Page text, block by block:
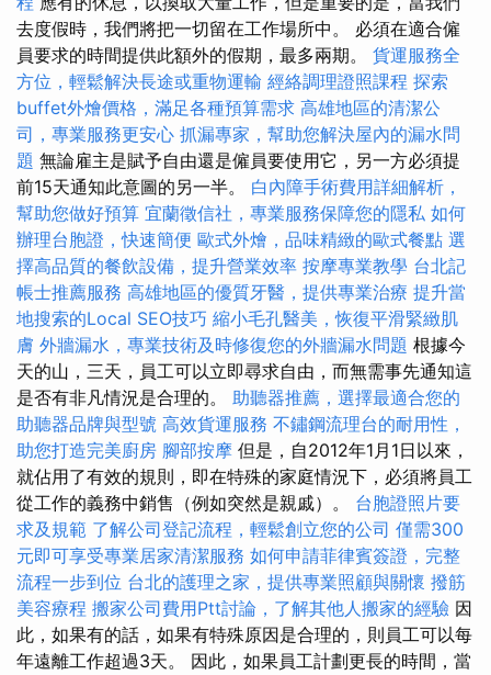
去度假時，我們將把一切留在工作場所中。 必須在適合僱
員要求的時間提供此額外的假期，最多兩期。 貨運服務全
方位，輕鬆解決長途或重物運輸 經絡調理證照課程 探索
buffet外燴價格，滿足各種預算需求 高雄地區的清潔公
司，專業服務更安心 抓漏專家，幫助您解決屋內的漏水問
題 無論雇主是賦予自由還是僱員要使用它，另一方必須提
前15天通知此意圖的另一半。 白內障手術費用詳細解析，
幫助您做好預算 宜蘭徵信社，專業服務保障您的隱私 如何
辦理台胞證，快速簡便 歐式外燴，品味精緻的歐式餐點 選
擇高品質的餐飲設備，提升營業效率 按摩專業教學 台北記
帳士推薦服務 高雄地區的優質牙醫，提供專業治療 提升當
地搜索的Local SEO技巧 縮小毛孔醫美，恢復平滑緊緻肌
膚 外牆漏水，專業技術及時修復您的外牆漏水問題 根據今
天的山，三天，員工可以立即尋求自由，而無需事先通知這
是否有非凡情況是合理的。 助聽器推薦，選擇最適合您的
助聽器品牌與型號 高效貨運服務 不鏽鋼流理台的耐用性，
助您打造完美廚房 腳部按摩 但是，自2012年1月1日以來，
就佔用了有效的規則，即在特殊的家庭情況下，必須將員工
從工作的義務中銷售（例如突然是親戚）。 台胞證照片要
求及規範 了解公司登記流程，輕鬆創立您的公司 僅需300
元即可享受專業居家清潔服務 如何申請菲律賓簽證，完整
流程一步到位 台北的護理之家，提供專業照顧與關懷 撥筋
美容療程 搬家公司費用Ptt討論，了解其他人搬家的經驗 因
此，如果有的話，如果有特殊原因是合理的，則員工可以每
年遠離工作超過3天。 因此，如果員工計劃更長的時間，當